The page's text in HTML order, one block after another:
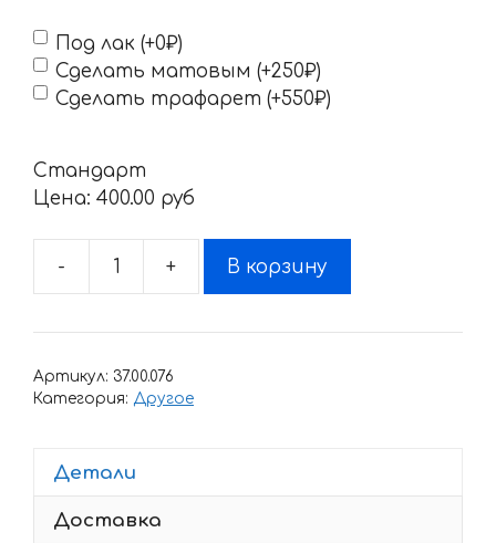
Под лак (+0₽)
Сделать матовым (+250₽)
Сделать трафарет (+550₽)
Стандарт
Цена: 400.00 pyб
-
Количество
Наклейка
+ В корзину
Артикул: 37.00.076
Категория: Другое
Детали
Доставка